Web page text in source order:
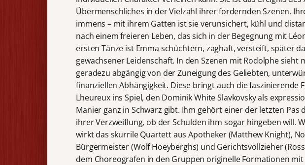
Übermenschliches in der Vielzahl ihrer fordernden Szenen.
immens – mit ihrem Gatten ist sie verunsichert, kühl und
nach einem freieren Leben, das sich in der Begegnung mit
ersten Tänze ist Emma schüchtern, zaghaft, versteift, später
gewachsener Leidenschaft. In den Szenen mit Rodolphe sieht
geradezu abgängig von der Zuneigung des Geliebten,
finanziellen Abhängigkeit. Diese bringt auch die faszinierende
Lheureux ins Spiel, den Dominik White Slavkovsky als
Manier ganz in Schwarz gibt. Ihm gehört einer der letzten Pas
ihrer Verzweiflung, ob der Schulden ihm sogar hingeben will.
wirkt das skurrile Quartett aus Apotheker (Matthew Knight),
Bürgermeister (Wolf Hoeyberghs) und Gerichtsvollzieher
dem Choreografen in den Gruppen originelle Formationen